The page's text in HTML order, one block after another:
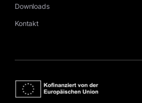
Downloads
Kontakt